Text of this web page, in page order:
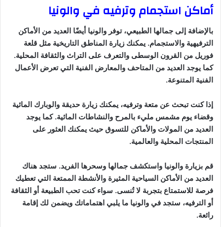
أماكن استجمام وترفيه في والونيا
بالإضافة إلى جمالها الطبيعي، توفر والونيا أيضًا العديد من الأماكن
الترفيهية والاستجمام. يمكنك زيارة المناطق التاريخية مثل قلعة
فوريل من القرون الوسطى والتعرف على التراث والثقافة المحلية.
كما يوجد العديد من المتاحف والمعارض الفنية التي تعرض الأعمال
الفنية المتنوعة.
إذا كنت تبحث عن متعة وترفيه، يمكنك زيارة حديقة والوبارك المائية
وقضاء يوم مشمس مليء بالمرح والنشاطات المائية. كما يوجد
العديد من المولات والأماكن للتسوق حيث يمكنك العثور على
المنتجات المحلية والعالمية.
قم بزيارة والونيا واستكشف جمالها وسحرها الفريد. ستجد هناك
العديد من الأماكن السياحية المثيرة والأنشطة الممتعة التي تعطيك
فرصة للاستمتاع بتجربة لا تُنسى. سواء كنت تحب الطبيعة أو الثقافة
أو الترفيه، ستجد في والونيا ما يلبي اهتماماتك ويضمن لك إقامة
رائعة.